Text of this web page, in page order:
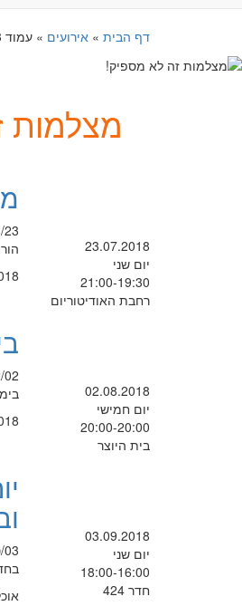
דף הבית » אירועים » עמוד 33
מצלמות
23.07.2018
יום שני
21:00-19:30
רחבת האודיטוריום
23/יול/2018 @ 19:30 - 21:00 -
02.08.2018
יום חמישי
20:00-20:00
בית היוצר
02/אוג/2018 @ 20:00 -
03.09.2018
יום שני
18:00-16:00
חדר 424
03/ספט/2018 @ 16:00 - 18:00 -